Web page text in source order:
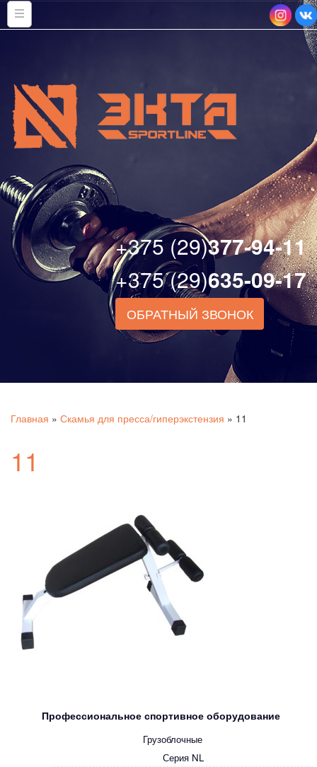
+375 (29)377-94-11
+375 (29)635-09-17
ОБРАТНЫЙ ЗВОНОК
Главная » Скамья для пресса/гиперэкстензия » 11
Профессиональное спортивное оборудование
Грузоблочные
Серия NL
11